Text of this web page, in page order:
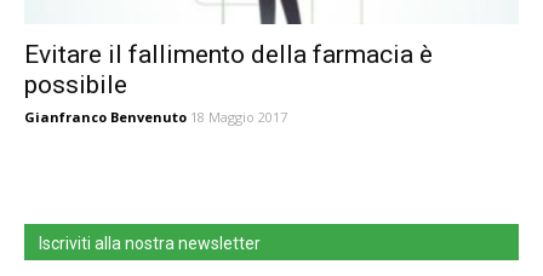
Evitare il fallimento della farmacia è
possibile
Gianfranco Benvenuto 18 Maggio 2017
Iscriviti alla nostra newsletter